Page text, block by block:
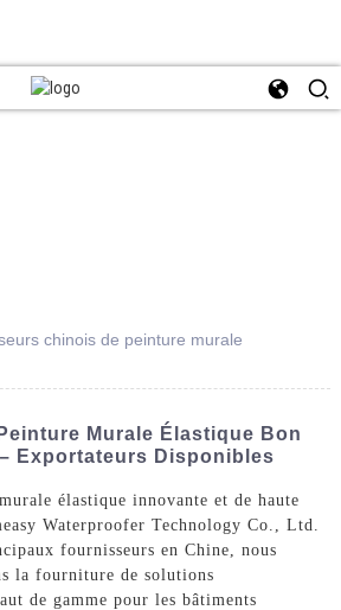
chinois de peinture murale
Murale Élastique Bon
Exportateurs Disponibles
élastique innovante et de haute
Waterproofer Technology Co., Ltd.
fournisseurs en Chine, nous
la fourniture de solutions
de gamme pour les bâtiments